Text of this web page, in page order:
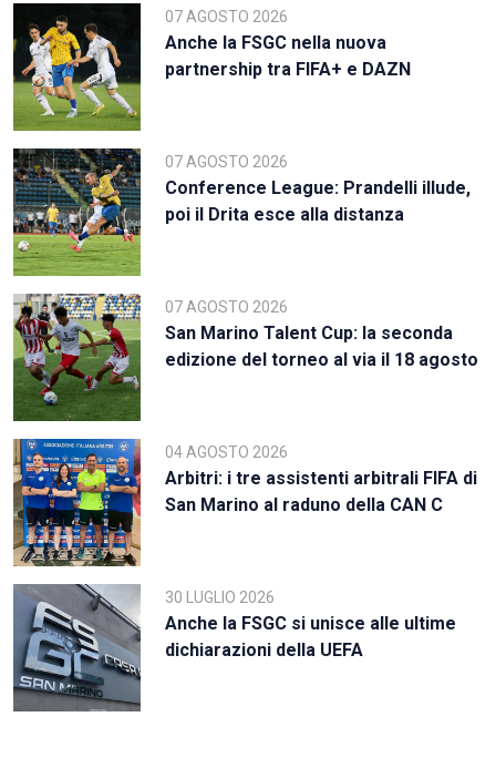
07 AGOSTO 2026
Anche la FSGC nella nuova
partnership tra FIFA+ e DAZN
07 AGOSTO 2026
Conference League: Prandelli illude,
poi il Drita esce alla distanza
07 AGOSTO 2026
San Marino Talent Cup: la seconda
edizione del torneo al via il 18 agosto
04 AGOSTO 2026
Arbitri: i tre assistenti arbitrali FIFA di
San Marino al raduno della CAN C
30 LUGLIO 2026
Anche la FSGC si unisce alle ultime
dichiarazioni della UEFA